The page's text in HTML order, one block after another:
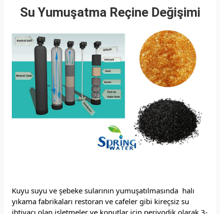
Su Yumuşatma Reçine Değişimi
Kuyu suyu ve şebeke sularının yumuşatılmasında halı
yıkama fabrikaları restoran ve cafeler gibi kireçsiz su
ihtiyacı olan işletmeler ve konutlar için periyodik olarak 3-